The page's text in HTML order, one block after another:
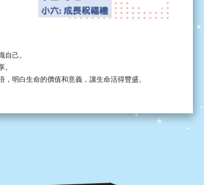
自己。
。
，明白生命的價值和意義，讓生命活得豐盛。